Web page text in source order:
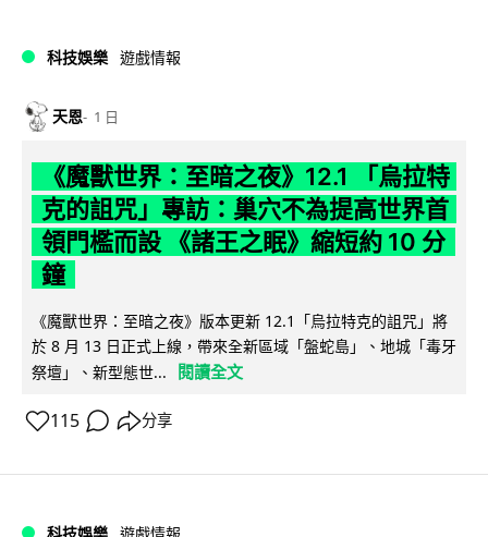
科技娛樂 遊戲情報
天恩 1 日
《魔獸世界：至暗之夜》12.1 「烏拉特
克的詛咒」專訪：巢穴不為提高世界首
領門檻而設 《諸王之眠》縮短約 10 分
鐘
《魔獸世界：至暗之夜》版本更新 12.1「烏拉特克的詛咒」將
於 8 月 13 日正式上線，帶來全新區域「盤蛇島」、地城「毒牙
祭壇」、新型態世...
閱讀全文
115 分享